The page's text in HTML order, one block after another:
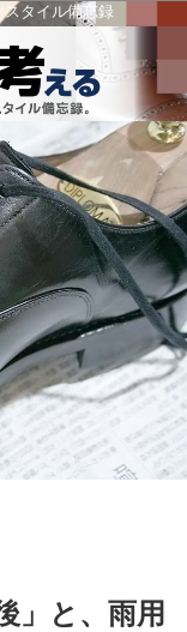
タイル備忘録
」と、雨用